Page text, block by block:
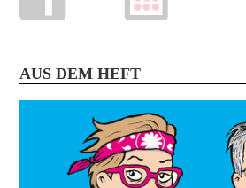
AUS DEM HEFT